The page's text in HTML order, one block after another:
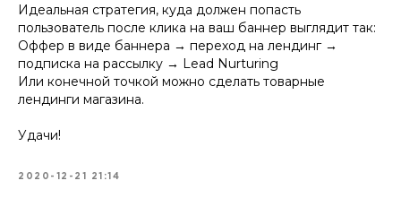
Идеальная стратегия, куда должен попасть
пользователь после клика на ваш баннер выглядит так:
Оффер в виде баннера → переход на лендинг →
подписка на рассылку → Lead Nurturing
Или конечной точкой можно сделать товарные
лендинги магазина.
Удачи!
2020-12-21 21:14